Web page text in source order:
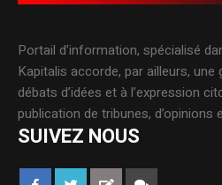
Portail d’information, spécialisé
Kapitalis accorde, par ailleurs,
débats d’idées et à l’expression
publication de tribunes, d’opinions
SUIVEZ NOUS